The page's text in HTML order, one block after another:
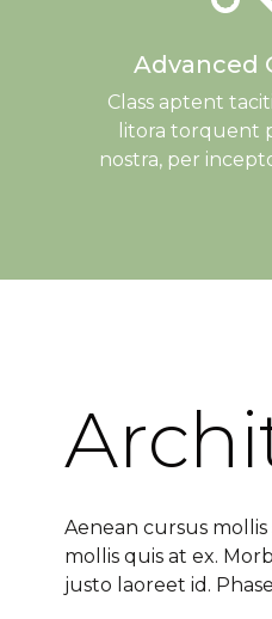
Advanced
Class aptent
litora torquent
nostra, per
Aenean cursus
mollis quis at ex.
justo laoreet id.